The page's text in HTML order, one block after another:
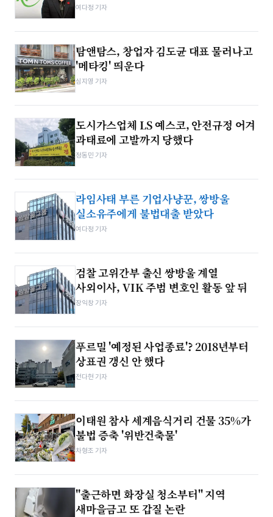
여다정 기자
탐앤탐스, 창업자 김도균 대표 물러나고
'메타킹' 띄운다
심지영 기자
도시가스업체 LS 예스코, 안전규정 어겨
과태료에 고발까지 당했다
정동민 기자
라임사태 부른 기업사냥꾼, 쌍방울
실소유주에게 불법대출 받았다
여다정 기자
검찰 고위간부 출신 쌍방울 계열
사외이사, VIK 주범 변호인 활동 앞 뒤
장익창 기자
푸르밀 '예정된 사업종료'? 2018년부터
상표권 갱신 안 했다
전다현 기자
이태원 참사 세계음식거리 건물 35%가
불법 증축 '위반건축물'
차형조 기자
"출근하면 화장실 청소부터" 지역
새마을금고 또 갑질 논란